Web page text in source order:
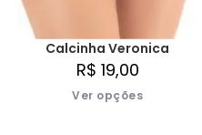
Calcinha Veronica
R$ 19,00
Ver opções